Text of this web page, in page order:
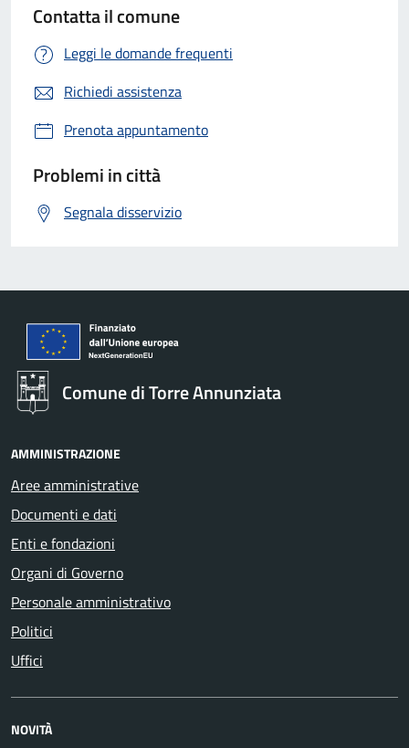
Contatta il comune
Leggi le domande frequenti
Richiedi assistenza
Prenota appuntamento
Problemi in città
Segnala disservizio
Comune di Torre Annunziata
AMMINISTRAZIONE
Aree amministrative
Documenti e dati
Enti e fondazioni
Organi di Governo
Personale amministrativo
Politici
Uffici
NOVITÀ